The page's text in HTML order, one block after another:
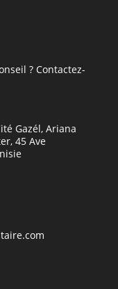
? Contactez-
Gazél, Ariana
45 Ave